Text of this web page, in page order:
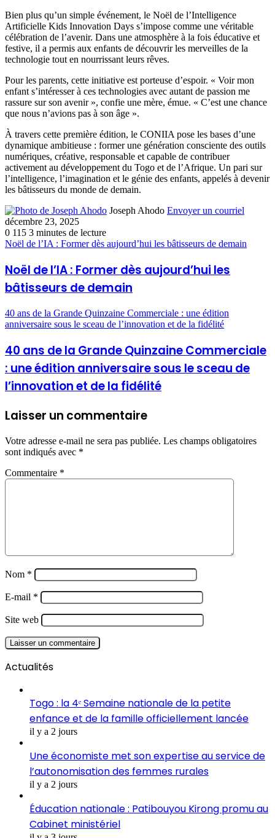
Bien plus qu’un simple événement, le Noël de l’Intelligence
Artificielle Kids Innovation Days s’impose comme une véritable
célébration de l’avenir. Dans une atmosphère à la fois éducative et
festive, il a permis aux enfants de découvrir les merveilles de la
technologie tout en nourrissant leurs rêves.
Pour les parents, cette initiative est porteuse d’espoir. « Voir mon
enfant s’intéresser à ces technologies avec autant de passion me
rassure sur son avenir », confie une mère, émue. « C’est une chance
que nous n’avions pas à son âge ».
À travers cette première édition, le CONIIA pose les bases d’une
dynamique ambitieuse : former une génération consciente des outils
numériques, créative, responsable et capable de contribuer
activement au développement du Togo et de l’Afrique. Un pari sur
l’intelligence, l’imagination et le génie des enfants, appelés à devenir
les bâtisseurs du monde de demain.
Joseph Ahodo Envoyer un courriel
décembre 23, 2025
0 115 3 minutes de lecture
Noël de l’IA : Former dès aujourd’hui les bâtisseurs de demain
Noël de l’IA : Former dès aujourd’hui les
bâtisseurs de demain
40 ans de la Grande Quinzaine Commerciale : une édition
anniversaire sous le sceau de l’innovation et de la fidélité
40 ans de la Grande Quinzaine Commerciale
: une édition anniversaire sous le sceau de
l’innovation et de la fidélité
Laisser un commentaire
Votre adresse e-mail ne sera pas publiée. Les champs obligatoires
sont indiqués avec *
Commentaire *
Nom *
E-mail *
Site web
Actualités
Togo : la 4ᵉ Semaine nationale de la petite
enfance et de la famille officiellement lancée
il y a 2 jours
Une économiste met son expertise au service de
l’autonomisation des femmes rurales
il y a 2 jours
Éducation nationale : Patibouyou Kirong promu au
Cabinet ministériel